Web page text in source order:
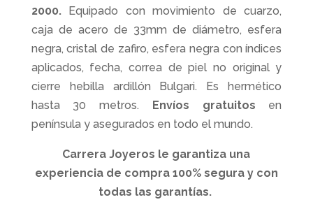
2000. Equipado con movimiento de cuarzo,
caja de acero de 33mm de diámetro, esfera
negra, cristal de zafiro, esfera negra con índices
aplicados, fecha, correa de piel no original y
cierre hebilla ardillón Bulgari. Es hermético
hasta 30 metros. Envíos gratuitos en
península y asegurados en todo el mundo.
Carrera Joyeros le garantiza una
experiencia de compra 100% segura y con
todas las garantías.